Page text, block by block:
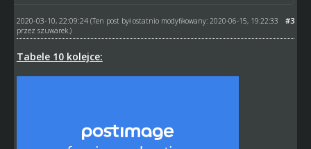
#3
2020-03-10, 22:09:24 (Ten post był ostatnio modyfikowany: 2020-06-15, 19:22:33
przez szuwarek.)
Tabele 10 kolejce: